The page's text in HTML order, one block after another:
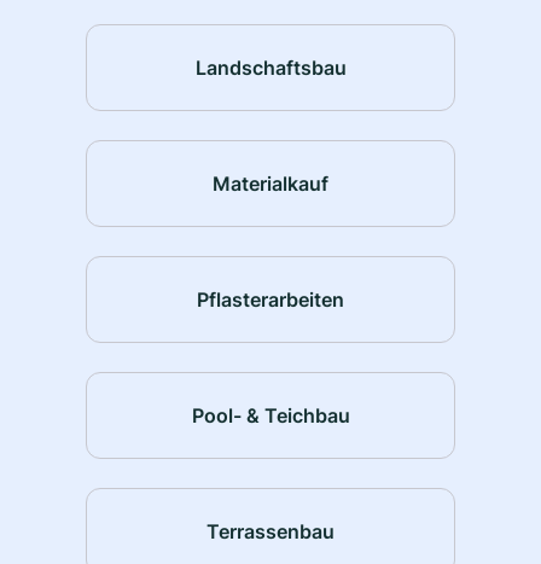
Landschaftsbau
Materialkauf
Pflasterarbeiten
Pool- & Teichbau
Terrassenbau